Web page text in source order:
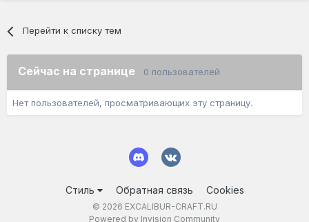
Перейти к списку тем
Сейчас на странице 0 пользователей
Нет пользователей, просматривающих эту страницу.
Стиль Обратная связь Cookies
© 2026 EXCALIBUR-CRAFT.RU
Powered by Invision Community